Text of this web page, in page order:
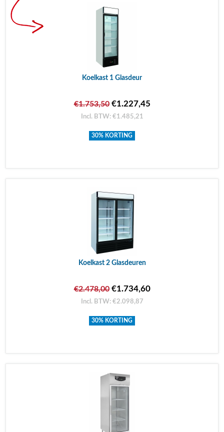
Koelkast 1 Glasdeur
€1.753,50€1.227,45
Incl. BTW: €1.485,21
30% KORTING
Koelkast 2 Glasdeuren
€2.478,00€1.734,60
Incl. BTW: €2.098,87
30% KORTING